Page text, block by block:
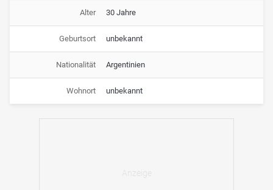
Alter 30 Jahre
Geburtsort unbekannt
Nationalität Argentinien
Wohnort unbekannt